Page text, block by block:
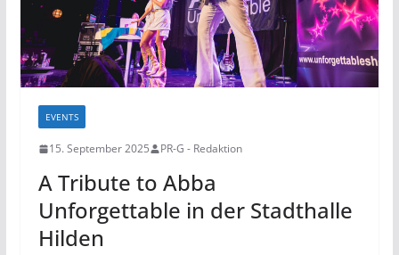
EVENTS
15. September 2025 PR-G - Redaktion
A Tribute to Abba
Unforgettable in der Stadthalle
Hilden